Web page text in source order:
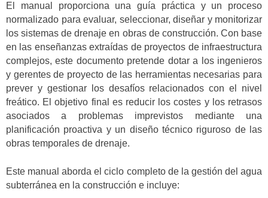
El manual proporciona una guía práctica y un proceso
normalizado para evaluar, seleccionar, diseñar y monitorizar
los sistemas de drenaje en obras de construcción. Con base
en las enseñanzas extraídas de proyectos de infraestructura
complejos, este documento pretende dotar a los ingenieros
y gerentes de proyecto de las herramientas necesarias para
prever y gestionar los desafíos relacionados con el nivel
freático. El objetivo final es reducir los costes y los retrasos
asociados a problemas imprevistos mediante una
planificación proactiva y un diseño técnico riguroso de las
obras temporales de drenaje.
Este manual aborda el ciclo completo de la gestión del agua
subterránea en la construcción e incluye: